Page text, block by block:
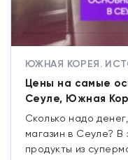
ЮЖНАЯ КОРЕЯ.
Цены на самые
Сеуле, Южная
Сколько надо
магазин в Сеуле? В
продукты из